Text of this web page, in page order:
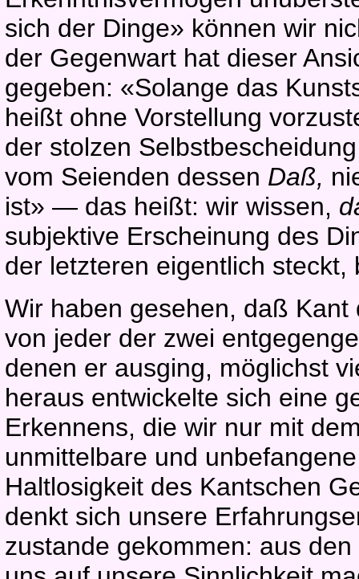
sich der Dinge» können wir
der Gegenwart hat dieser
gegeben: «Solange das
heißt ohne Vorstellung
der stolzen
vom Seienden dessen Daß,
ist» — das heißt: wir wissen,
subjektive Erscheinung des
der letzteren eigentlich steckt,
Wir haben gesehen, daß
von jeder der zwei
denen er ausging, möglichst
heraus entwickelte sich eine
Erkennens, die wir nur mit
unmittelbare und
Haltlosigkeit des Kantschen
denkt sich unsere
zustande gekommen: aus